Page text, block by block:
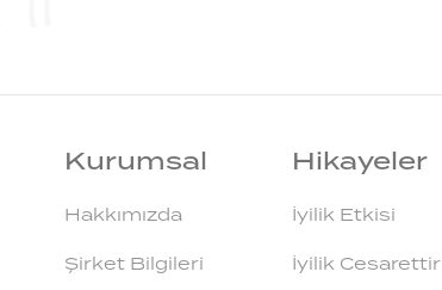
Kurumsal
Hakkımızda
Şirket Bilgileri
Hikayeler
İyilik Etkisi
İyilik Cesarettir